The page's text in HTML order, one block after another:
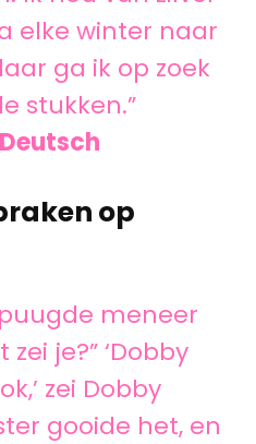
elke winter naar
ga ik op zoek
stukken.”
op
meneer
je?” ‘Dobby
zei Dobby
gooide het, en